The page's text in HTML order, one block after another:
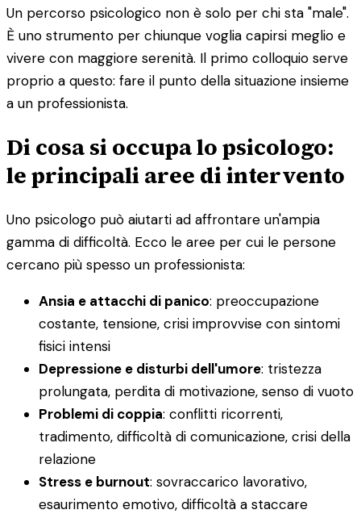
Un percorso psicologico non è solo per chi sta "male".
È uno strumento per chiunque voglia capirsi meglio e
vivere con maggiore serenità. Il primo colloquio serve
proprio a questo: fare il punto della situazione insieme
a un professionista.
Di cosa si occupa lo psicologo:
le principali aree di intervento
Uno psicologo può aiutarti ad affrontare un'ampia
gamma di difficoltà. Ecco le aree per cui le persone
cercano più spesso un professionista:
Ansia e attacchi di panico: preoccupazione
costante, tensione, crisi improvvise con sintomi
fisici intensi
Depressione e disturbi dell'umore: tristezza
prolungata, perdita di motivazione, senso di vuoto
Problemi di coppia: conflitti ricorrenti,
tradimento, difficoltà di comunicazione, crisi della
relazione
Stress e burnout: sovraccarico lavorativo,
esaurimento emotivo, difficoltà a staccare